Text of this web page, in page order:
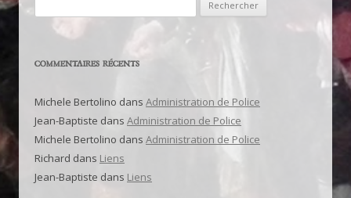
COMMENTAIRES RÉCENTS
Michele Bertolino dans Administration de Police
Jean-Baptiste dans Administration de Police
Michele Bertolino dans Administration de Police
Richard dans Liens
Jean-Baptiste dans Liens